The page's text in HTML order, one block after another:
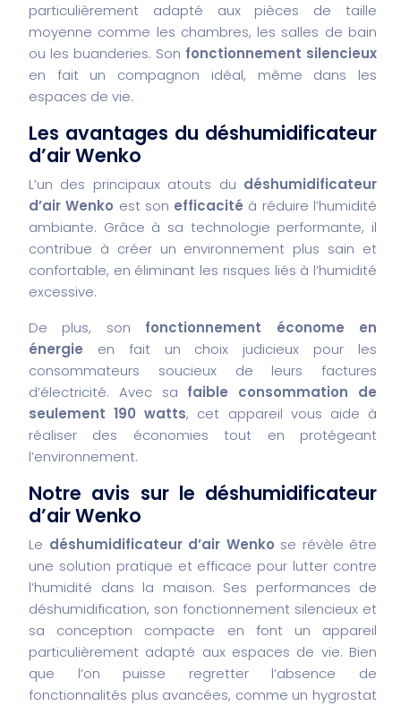
particulièrement adapté aux pièces de taille
moyenne comme les chambres, les salles de bain
ou les buanderies. Son fonctionnement silencieux
en fait un compagnon idéal, même dans les
espaces de vie.
Les avantages du déshumidificateur
d’air Wenko
L’un des principaux atouts du déshumidificateur
d’air Wenko est son efficacité à réduire l’humidité
ambiante. Grâce à sa technologie performante, il
contribue à créer un environnement plus sain et
confortable, en éliminant les risques liés à l’humidité
excessive.
De plus, son fonctionnement économe en
énergie en fait un choix judicieux pour les
consommateurs soucieux de leurs factures
d’électricité. Avec sa faible consommation de
seulement 190 watts, cet appareil vous aide à
réaliser des économies tout en protégeant
l’environnement.
Notre avis sur le déshumidificateur
d’air Wenko
Le déshumidificateur d’air Wenko se révèle être
une solution pratique et efficace pour lutter contre
l’humidité dans la maison. Ses performances de
déshumidification, son fonctionnement silencieux et
sa conception compacte en font un appareil
particulièrement adapté aux espaces de vie. Bien
que l’on puisse regretter l’absence de
fonctionnalités plus avancées, comme un hygrostat